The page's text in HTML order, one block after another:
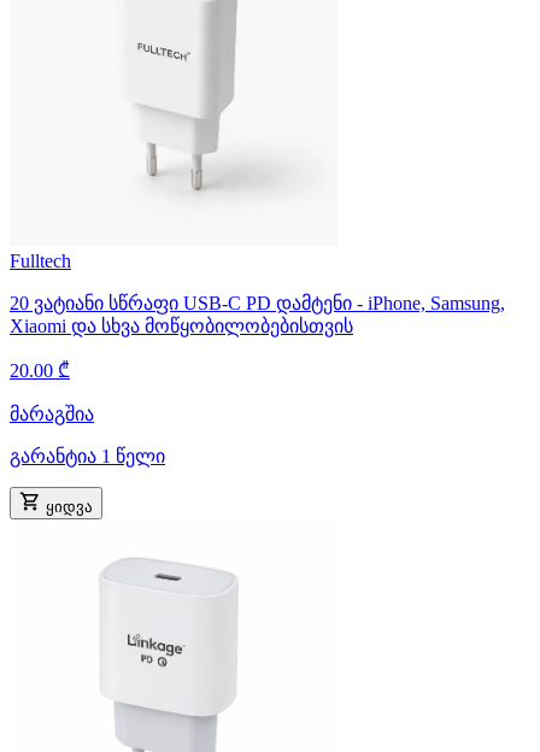
Fulltech
20 ვატიანი სწრაფი USB-C PD დამტენი - iPhone, Samsung,
Xiaomi და სხვა მოწყობილობებისთვის
20.00 ₾
მარაგშია
გარანტია 1 წელი
ყიდვა